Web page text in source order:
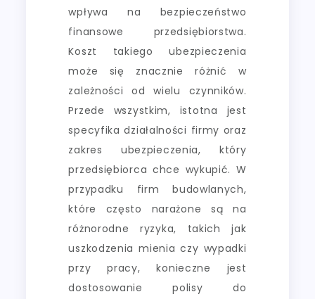
wpływa na bezpieczeństwo
finansowe przedsiębiorstwa.
Koszt takiego ubezpieczenia
może się znacznie różnić w
zależności od wielu czynników.
Przede wszystkim, istotna jest
specyfika działalności firmy oraz
zakres ubezpieczenia, który
przedsiębiorca chce wykupić. W
przypadku firm budowlanych,
które często narażone są na
różnorodne ryzyka, takich jak
uszkodzenia mienia czy wypadki
przy pracy, konieczne jest
dostosowanie polisy do